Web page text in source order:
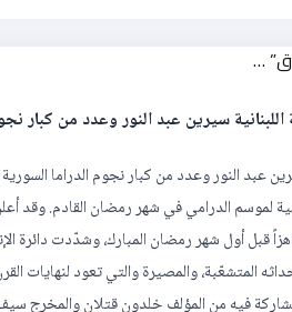
سيرين عبد النور وعدد من كبار
النور وعدد من كبار نجوم الدراما
لموسم الدرامي في شهر رمضان القادم. وقد
قبل أول شهر رمضان المبارك، وشدّدت دائرة
المتشعّبة، والمصيرة والتي تعود لنهايات
فيه من المؤلف خلدون قتلان والمخرج